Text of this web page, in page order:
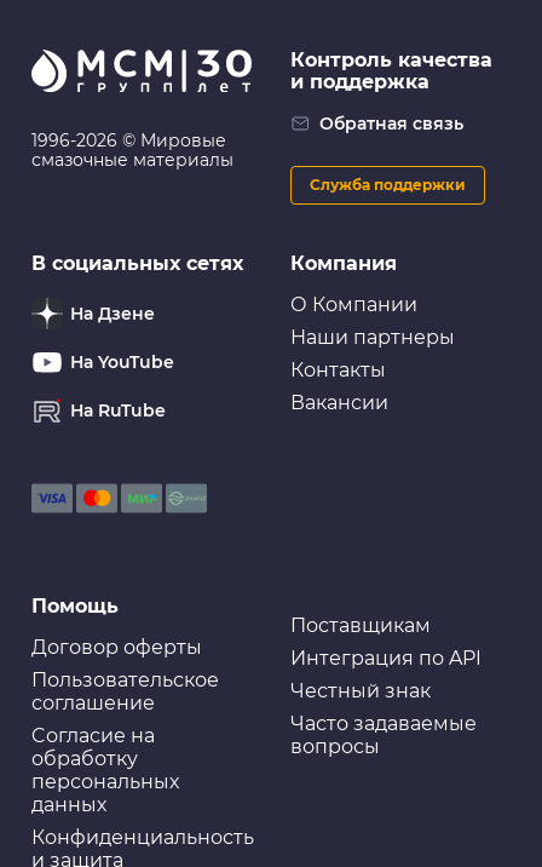
1996-2026 © Мировые
смазочные материалы
Компания
О Компании
Наши партнеры
Контакты
Вакансии
Помощь
Договор оферты
Пользовательское
соглашение
Cогласие на
обработку
персональных
данных
Конфиденциальность
и защита
Поставщикам
Интеграция по API
Честный знак
Часто задаваемые
вопросы
Контроль качества
и поддержка
Обратная связь
Служба поддержки
В социальных сетях
На Дзене
На YouTube
На RuTube